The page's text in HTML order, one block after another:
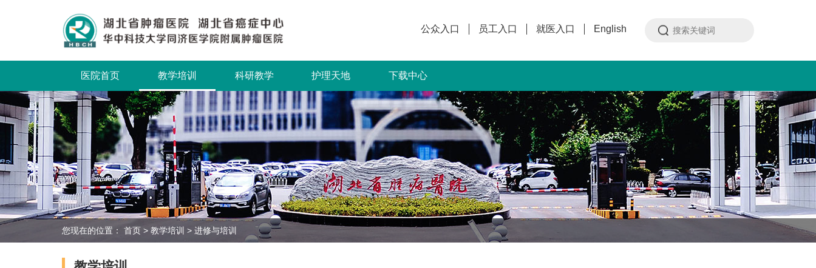
公众入口 员工入口 就医入口 English
医院首页 教学培训 科研教学 护理天地 下载中心
您现在的位置： 首页 > 教学培训 > 进修与培训